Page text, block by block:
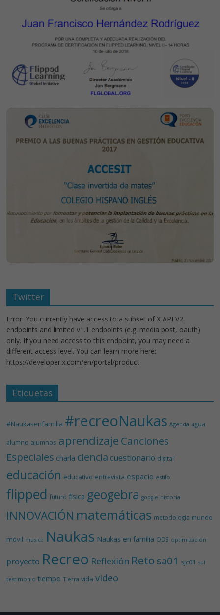
Twitter
Error: You currently have access to a subset of X API V2
endpoints and limited v1.1 endpoints (e.g. media post, oauth)
only. If you need access to this endpoint, you may need a
different access level. You can learn more here:
https://developer.x.com/en/portal/product
Etiquetas
#Naukasenfamilia #recreoNaukas Agenda agua
alumno alumnos aprendizaje Canciones
Especiales charla ciencia cuestionario digital
educación educativo entrevista espacio estilo
flipped futuro física geogebra google historia
INNOVACIÓN matemáticas metodología mundo
móvil música Naukas Naukas en familia ODS optimización
proyecto Recreo Reflexión Reto sa01 sjc01 sol
testimonio tiempo Tierra vida video